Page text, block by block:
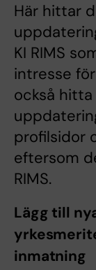
Här hittar
KI RIMS
intresse
också
profilsidor
eftersom
RIMS.
Lägg till
inmatning